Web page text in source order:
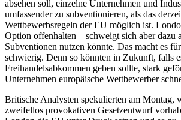
absehen soll, einzelne Unternehmen und
umfassender zu subventionieren, als das
Wettbewerbsregeln der EU möglich ist.
Option offenhalten – schweigt sich aber dazu
Subventionen nutzen könnte. Das macht es
schwierig. Denn so könnten in Zukunft, falls
Freihandelsabkommen geben sollte, stark
Unternehmen europäische Wettbewerber
Britische Analysten spekulierten am Montag,
zweifellos provokativen Gesetzentwurf